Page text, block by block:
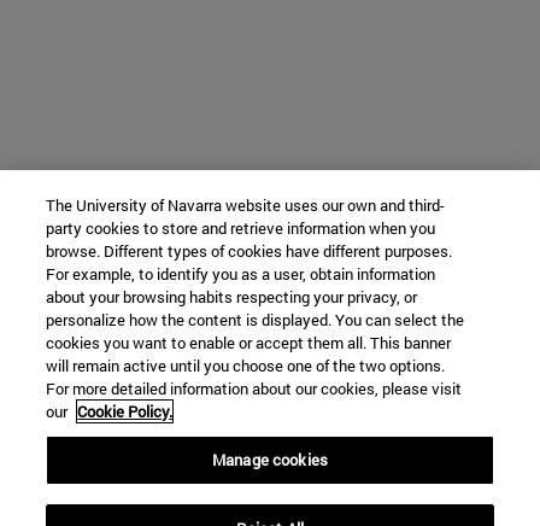
The University of Navarra website uses our own and third-
party cookies to store and retrieve information when you
browse. Different types of cookies have different purposes.
For example, to identify you as a user, obtain information
about your browsing habits respecting your privacy, or
personalize how the content is displayed. You can select the
cookies you want to enable or accept them all. This banner
will remain active until you choose one of the two options.
For more detailed information about our cookies, please visit
our Cookie Policy.
Manage cookies